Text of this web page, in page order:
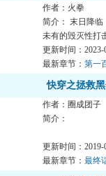
作者：火拳
简介： 末日降
未有的毁灭性打
有人觉...
更新时间：2023-
最新章节： 第一
人的震惊
快穿之拯救黑
作者：圈成团子
简介：
更新时间：2019-
最新章节： 最终